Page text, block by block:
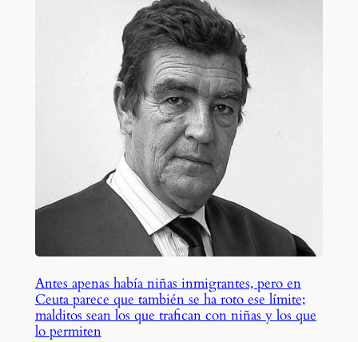
Antes apenas había niñas inmigrantes, pero en
Ceuta parece que también se ha roto ese límite;
malditos sean los que trafican con niñas y los que
lo permiten